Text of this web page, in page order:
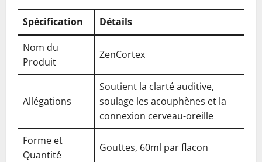
Spécification
Détails
Nom du
Produit
ZenCortex
Allégations
Soutient la clarté auditive,
soulage les acouphènes et la
connexion cerveau-oreille
Forme et
Quantité
Gouttes, 60ml par flacon